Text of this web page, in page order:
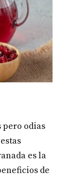
pero odias
es la
de